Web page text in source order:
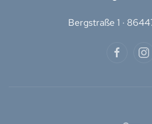
Bergstraße 1 ·